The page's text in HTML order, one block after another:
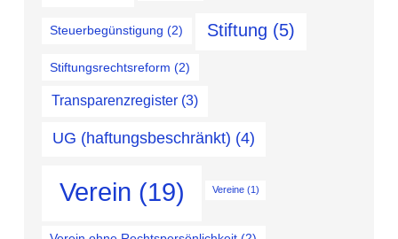
Steuerbegünstigung (2) Stiftung (5)
Stiftungsrechtsreform (2)
Transparenzregister(3)
UG (haftungsbeschränkt) (4)
Verein (19) Vereine(1)